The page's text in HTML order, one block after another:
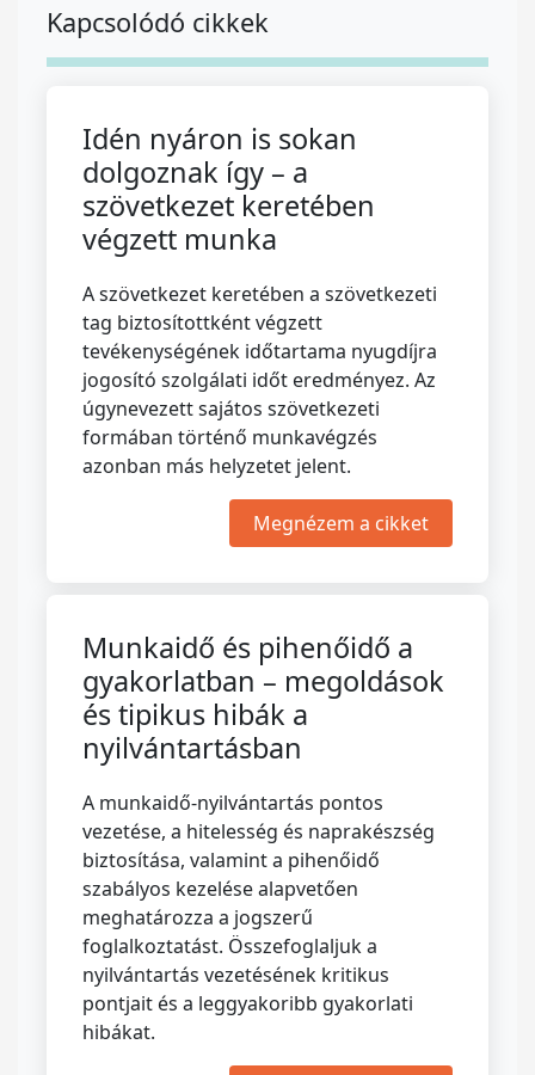
Kapcsolódó cikkek
Idén nyáron is sokan
dolgoznak így – a
szövetkezet keretében
végzett munka
A szövetkezet keretében a szövetkezeti
tag biztosítottként végzett
tevékenységének időtartama nyugdíjra
jogosító szolgálati időt eredményez. Az
úgynevezett sajátos szövetkezeti
formában történő munkavégzés
azonban más helyzetet jelent.
Megnézem a cikket
Munkaidő és pihenőidő a
gyakorlatban – megoldások
és tipikus hibák a
nyilvántartásban
A munkaidő-nyilvántartás pontos
vezetése, a hitelesség és naprakészség
biztosítása, valamint a pihenőidő
szabályos kezelése alapvetően
meghatározza a jogszerű
foglalkoztatást. Összefoglaljuk a
nyilvántartás vezetésének kritikus
pontjait és a leggyakoribb gyakorlati
hibákat.